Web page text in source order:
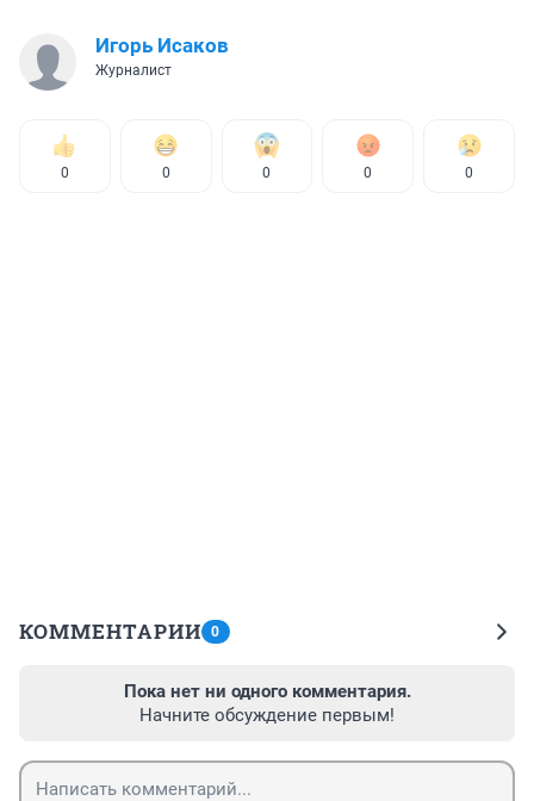
Игорь Исаков
Журналист
0 0 0 0 0
КОММЕНТАРИИ 0
Пока нет ни одного комментария.
Начните обсуждение первым!